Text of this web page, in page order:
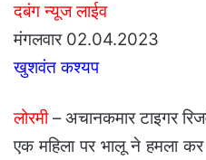
दबंग न्यूज लाईव
मंगलवार 02.04.2023
खुशवंत कश्यप
लोरमी– अचानकमार टाइगर
एक महिला पर भालू ने हमला